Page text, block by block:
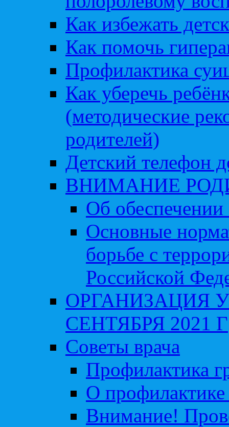
Как избежать
Как помочь
Профилактика
Как уберечь
(методические
родителей)
Детский телефон
ВНИМАНИЕ
Об обеспечении
Основные
борьбе с
Российской
ОРГАНИЗАЦИЯ
СЕНТЯБРЯ 2021 Г
Советы врача
Профилактика
О профилактике
Внимание!